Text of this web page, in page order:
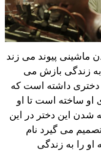
ماشینی پیوند می زند
به زندگی بازش می
دختری داشته است که
او ساخته است تا او
شدن این دختر در این
می گیرد نام
او را به زندگی